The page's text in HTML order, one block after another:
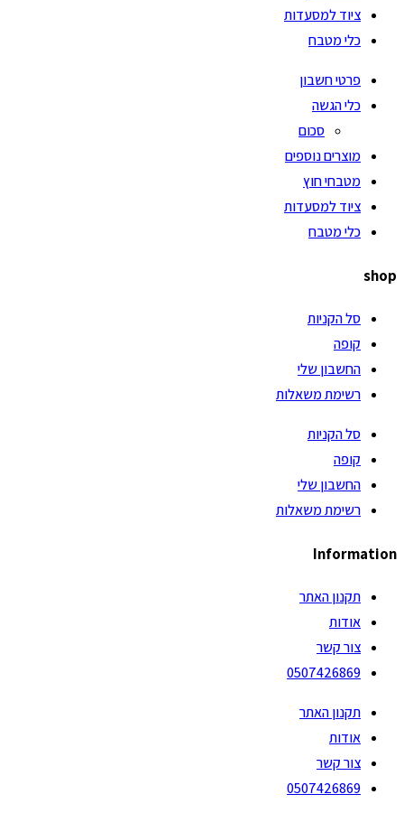
ציוד למסעדות
כלי מטבח
פרטי חשבון
כלי הגשה
סכום
מוצרים נוספים
מטבחי חוץ
ציוד למסעדות
כלי מטבח
shop
סל הקניות
קופה
החשבון שלי
רשימת משאלות
סל הקניות
קופה
החשבון שלי
רשימת משאלות
Information
תקנון האתר
אודות
צור קשר
0507426869
תקנון האתר
אודות
צור קשר
0507426869